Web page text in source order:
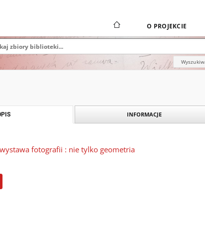
O PROJEKCIE
INFORMACJE
fotografii : nie tylko geometria